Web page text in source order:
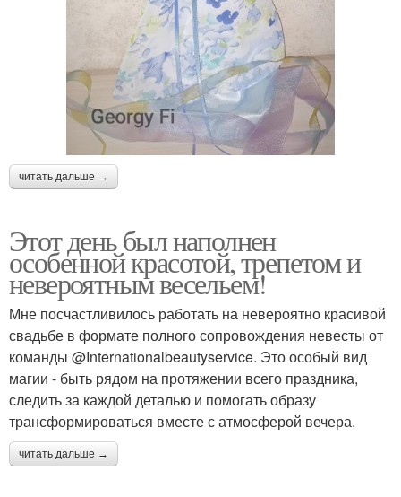
читать дальше →
Этот день был наполнен
особенной красотой, трепетом и
невероятным весельем!
Мне посчастливилось работать на невероятно красивой
свадьбе в формате полного сопровождения невесты от
команды @Internationalbeautyservice. Это особый вид
магии - быть рядом на протяжении всего праздника,
следить за каждой деталью и помогать образу
трансформироваться вместе с атмосферой вечера.
читать дальше →